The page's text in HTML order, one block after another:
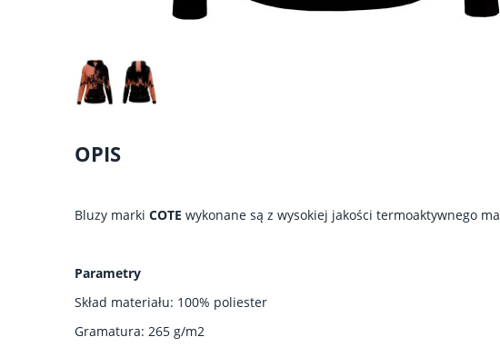
OPIS
Bluzy marki COTE wykonane są z wysokiej jakości termoaktywnego
Parametry
Skład materiału: 100% poliester
Gramatura: 265 g/m2